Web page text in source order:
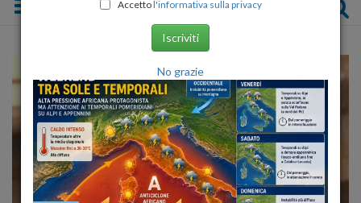
Accettol'informativa sulla privacy
Iscriviti
No grazie